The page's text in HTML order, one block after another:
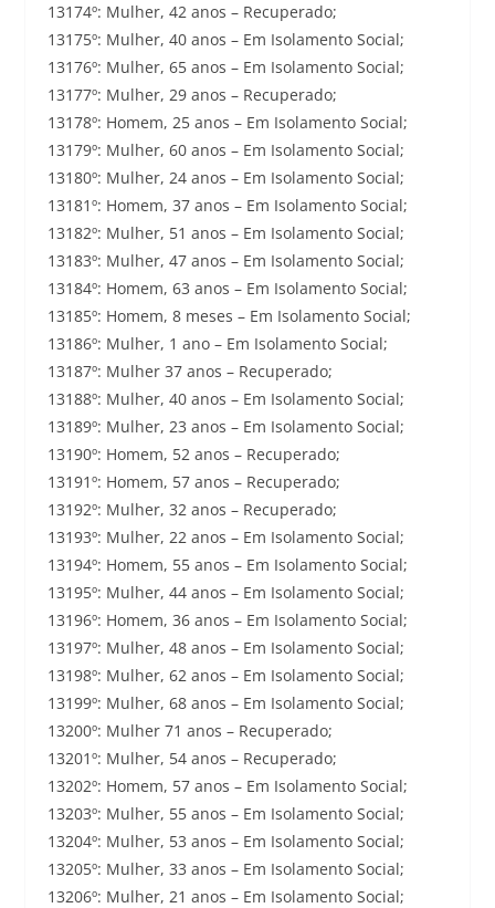
13174º: Mulher, 42 anos – Recuperado;
13175º: Mulher, 40 anos – Em Isolamento Social;
13176º: Mulher, 65 anos – Em Isolamento Social;
13177º: Mulher, 29 anos – Recuperado;
13178º: Homem, 25 anos – Em Isolamento Social;
13179º: Mulher, 60 anos – Em Isolamento Social;
13180º: Mulher, 24 anos – Em Isolamento Social;
13181º: Homem, 37 anos – Em Isolamento Social;
13182º: Mulher, 51 anos – Em Isolamento Social;
13183º: Mulher, 47 anos – Em Isolamento Social;
13184º: Homem, 63 anos – Em Isolamento Social;
13185º: Homem, 8 meses – Em Isolamento Social;
13186º: Mulher, 1 ano – Em Isolamento Social;
13187º: Mulher 37 anos – Recuperado;
13188º: Mulher, 40 anos – Em Isolamento Social;
13189º: Mulher, 23 anos – Em Isolamento Social;
13190º: Homem, 52 anos – Recuperado;
13191º: Homem, 57 anos – Recuperado;
13192º: Mulher, 32 anos – Recuperado;
13193º: Mulher, 22 anos – Em Isolamento Social;
13194º: Homem, 55 anos – Em Isolamento Social;
13195º: Mulher, 44 anos – Em Isolamento Social;
13196º: Homem, 36 anos – Em Isolamento Social;
13197º: Mulher, 48 anos – Em Isolamento Social;
13198º: Mulher, 62 anos – Em Isolamento Social;
13199º: Mulher, 68 anos – Em Isolamento Social;
13200º: Mulher 71 anos – Recuperado;
13201º: Mulher, 54 anos – Recuperado;
13202º: Homem, 57 anos – Em Isolamento Social;
13203º: Mulher, 55 anos – Em Isolamento Social;
13204º: Mulher, 53 anos – Em Isolamento Social;
13205º: Mulher, 33 anos – Em Isolamento Social;
13206º: Mulher, 21 anos – Em Isolamento Social;